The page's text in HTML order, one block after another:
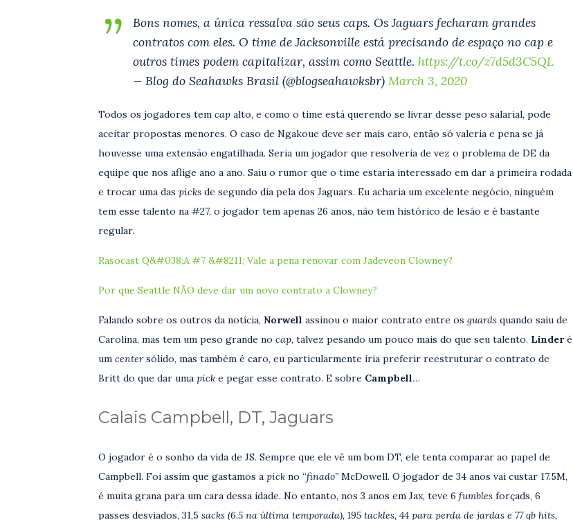
Bons nomes, a única ressalva são seus caps. Os Jaguars fecharam grandes
contratos com eles. O time de Jacksonville está precisando de espaço no cap e
outros times podem capitalizar, assim como Seattle. https://t.co/z7d5d3C5QL
— Blog do Seahawks Brasil (@blogseahawksbr) March 3, 2020
Todos os jogadores tem cap alto, e como o time está querendo se livrar desse peso salarial, pode
aceitar propostas menores. O caso de Ngakoue deve ser mais caro, então só valeria e pena se já
houvesse uma extensão engatilhada. Seria um jogador que resolveria de vez o problema de DE da
equipe que nos aflige ano a ano. Saiu o rumor que o time estaria interessado em dar a primeira rodada
e trocar uma das picks de segundo dia pela dos Jaguars. Eu acharia um excelente negócio, ninguém
tem esse talento na #27, o jogador tem apenas 26 anos, não tem histórico de lesão e é bastante
regular.
Rasocast Q&#038;A #7 &#8211; Vale a pena renovar com Jadeveon Clowney?
Por que Seattle NÃO deve dar um novo contrato a Clowney?
Falando sobre os outros da notícia, Norwell assinou o maior contrato entre os guards quando saiu de
Carolina, mas tem um peso grande no cap, talvez pesando um pouco mais do que seu talento. Linderé
um centersólido, mas também é caro, eu particularmente iria preferir reestruturar o contrato de
Britt do que dar uma pick e pegar esse contrato. E sobre Campbell…
Calais Campbell, DT, Jaguars
O jogador é o sonho da vida de JS. Sempre que ele vê um bom DT, ele tenta comparar ao papel de
Campbell. Foi assim que gastamos a pick no “finado” McDowell. O jogador de 34 anos vai custar 17.5M,
é muita grana para um cara dessa idade. No entanto, nos 3 anos em Jax, teve 6 fumbles forçads, 6
passes desviados, 31,5 sacks (6.5 na última temporada), 195 tackles, 44 para perda de jardas e 77 qb hits,